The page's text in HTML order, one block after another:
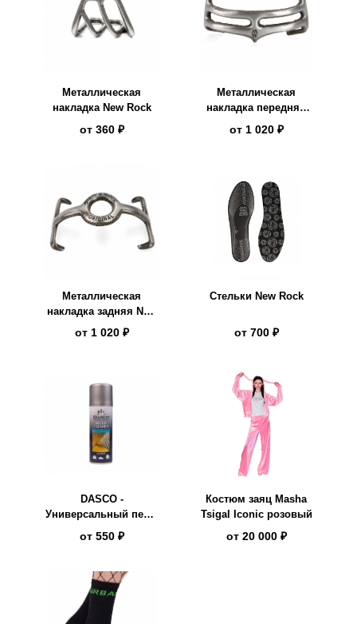
Металлическая
накладка New Rock
от 360 ₽
Металлическая
накладка передняя
New Rock
от 1 020 ₽
Металлическая
накладка задняя New
Rock
от 1 020 ₽
Стельки New Rock
от 700 ₽
DASCO -
Универсальный пена-
очиститель, MULTI
от 550 ₽
Костюм заяц Masha
Tsigal Iconic розовый
от 20 000 ₽